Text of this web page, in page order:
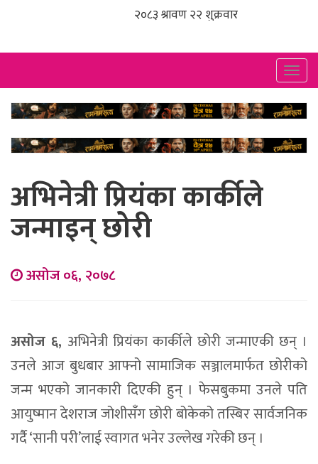
अभिनेत्री प्रियंका कार्कीले
जन्माइन् छोरी
असोज ०६, २०७८
असोज ६, अभिनेत्री प्रियंका कार्कीले छोरी जन्माएकी छन् ।
उनले आज बुधबार आफ्नो सामाजिक सञ्जालमार्फत छोरीको
जन्म भएको जानकारी दिएकी हुन् । फेसबुकमा उनले पति
आयुष्मान देशराज जोशीसँग छोरी बोकेको तस्बिर सार्वजनिक
गर्दै ‘सानी परी’लाई स्वागत भनेर उल्लेख गरेकी छन् ।